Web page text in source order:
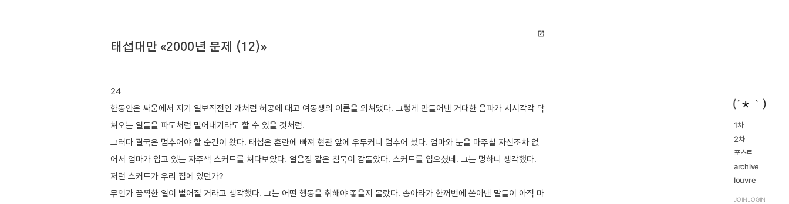
1차
navigate_next2016...
navigate_next 2023...
2차
navigate_next2016...
2023...
포스트
archive
navigate_nextreview
louvre
JOINLOGIN
open_in_new
태섭대만 «2000년 문제 (12)»
24
한동안은 싸움에서 지기 일보직전인 개처럼 허공에 대고 여동생의 이름을 외쳐댔다. 그렇게 만들어낸 거대한 음파가 시시각각 닥
쳐오는 일들을 파도처럼 밀어내기라도 할 수 있을 것처럼.
그러다 결국은 멈추어야 할 순간이 왔다. 태섭은 혼란에 빠져 현관 앞에 우두커니 멈추어 섰다. 엄마와 눈을 마주칠 자신조차 없
어서 엄마가 입고 있는 자주색 스커트를 쳐다보았다. 얼음장 같은 침묵이 감돌았다. 스커트를 입으셨네. 그는 멍하니 생각했다.
저런 스커트가 우리 집에 있던가?
무언가 끔찍한 일이 벌어질 거라고 생각했다. 그는 어떤 행동을 취해야 좋을지 몰랐다. 송아라가 한꺼번에 쏟아낸 말들이 아직 마